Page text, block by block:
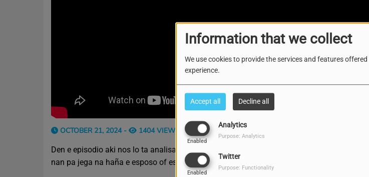
Information that we collect
We use cookies to provide the services and features
experience.
Accept all Decline all
Analytics
Enabled
Purpose: Analytics
Twitter
Enabled
Purpose: Functionality
OCTOBER 21, 2024 -
1404 VIEWS
Den e episodio aki nos lo ta analisando kiko ta amor, kon pa por yega na konkistá i tambe
nan pa jega na haña e esposo of esposa. Tur esaki i mas nos lo trata den e episodio aki.